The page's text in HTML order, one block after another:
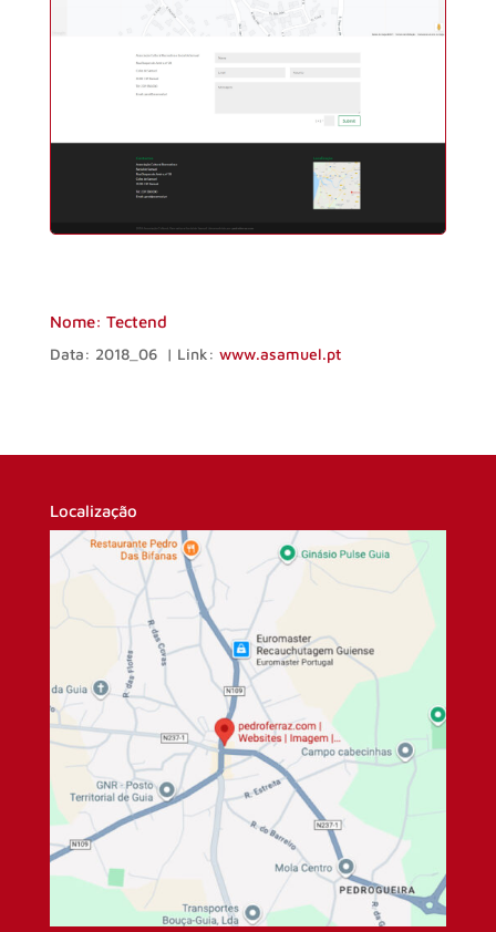
Nome: Tectend
Data: 2018_06 | Link: www.asamuel.pt
Localização